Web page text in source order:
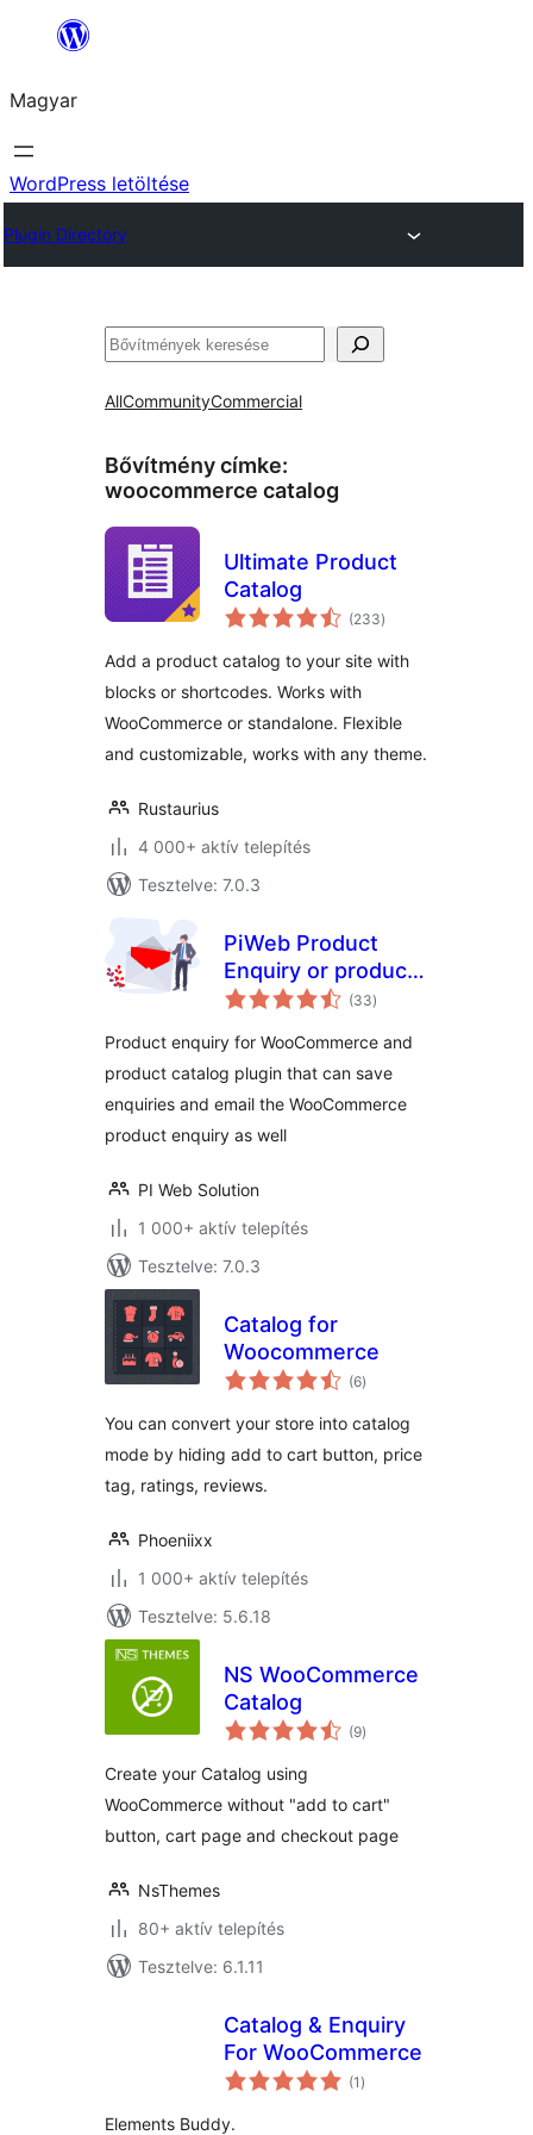
Ugrás
tartalomhoz
Magyar
WordPress letöltése
Plugin Directory
Keresés
AllCommunityCommercial
Bővítmény címke:
woocommerce catalog
Ultimate Product
Catalog
(233értékelés
összesen
)
Add a product catalog to your site with
blocks or shortcodes. Works with
WooCommerce or standalone. Flexible
and customizable, works with any theme.
Rustaurius
4 000+ aktív telepítés
Tesztelve: 7.0.3
PiWeb Product
Enquiry or product
catalog for
(33értékelés
összesen
)
Product enquiry for WooCommerce and
product catalog plugin that can save
enquiries and email the WooCommerce
product enquiry as well
PI Web Solution
1 000+ aktív telepítés
Tesztelve: 7.0.3
Catalog for
Woocommerce
(6értékelés
összesen
)
You can convert your store into catalog
mode by hiding add to cart button, price
tag, ratings, reviews.
Phoeniixx
1 000+ aktív telepítés
Tesztelve: 5.6.18
NS WooCommerce
Catalog
(9értékelés
összesen
)
Create your Catalog using
WooCommerce without "add to cart"
button, cart page and checkout page
NsThemes
80+ aktív telepítés
Tesztelve: 6.1.11
Catalog & Enquiry
For WooCommerce
(1 értékelés
összesen
)
Elements Buddy.